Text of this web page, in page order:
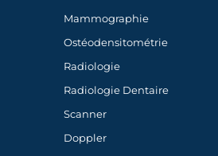
Mammographie
Ostéodensitométrie
Radiologie
Radiologie Dentaire
Scanner
Doppler